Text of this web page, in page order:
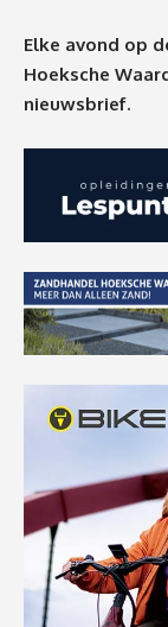
Elke avond op
Hoeksche
nieuwsbrief.